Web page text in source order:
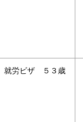
就労ビザ ５３歳